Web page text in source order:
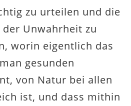
zu urteilen und die
Unwahrheit zu
worin eigentlich das
gesunden
von Natur bei allen
ist, und dass mithin